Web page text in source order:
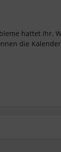
hattet Ihr.
die